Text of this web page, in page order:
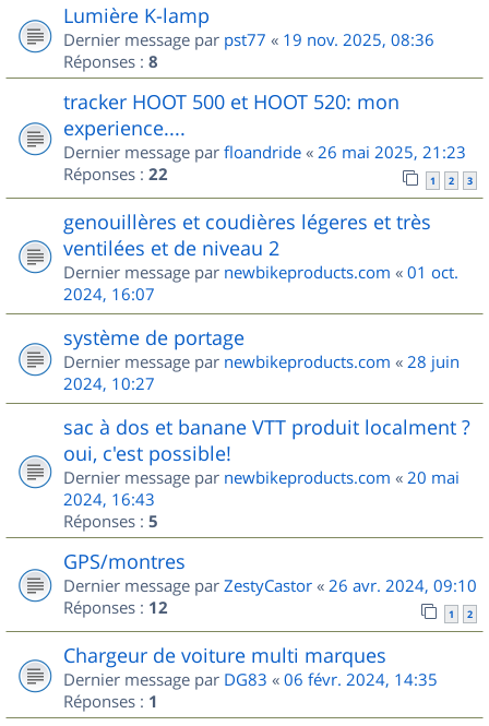
Lumière K-lamp
Dernier message par pst77 « 19 nov. 2025, 08:36
Réponses : 8
tracker HOOT 500 et HOOT 520: mon
experience....
Dernier message par floandride « 26 mai 2025, 21:23
Réponses : 22 1 2 3
genouillères et coudières légeres et très
ventilées et de niveau 2
Dernier message par newbikeproducts.com « 01 oct.
2024, 16:07
système de portage
Dernier message par newbikeproducts.com « 28 juin
2024, 10:27
sac à dos et banane VTT produit localment ?
oui, c'est possible!
Dernier message par newbikeproducts.com « 20 mai
2024, 16:43
Réponses : 5
GPS/montres
Dernier message par ZestyCastor « 26 avr. 2024, 09:10
Réponses : 12 1 2
Chargeur de voiture multi marques
Dernier message par DG83 « 06 févr. 2024, 14:35
Réponses : 1